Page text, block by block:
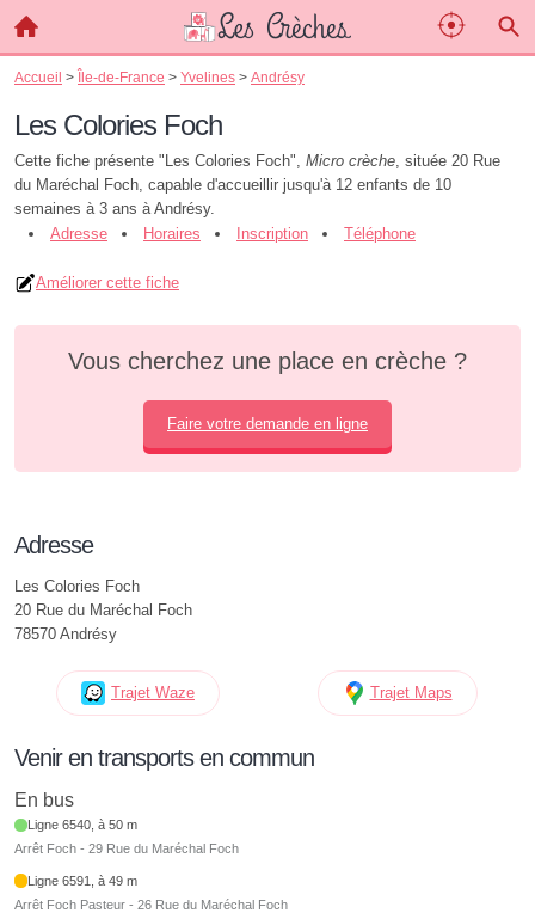
Accueil > Île-de-France > Yvelines > Andrésy
Les Colories Foch
Cette fiche présente "Les Colories Foch", Micro crèche, située 20 Rue
du Maréchal Foch, capable d'accueillir jusqu'à 12 enfants de 10
semaines à 3 ans à Andrésy.
Adresse
Horaires Inscription Téléphone
Améliorer cette fiche
Vous cherchez une place en crèche ?
Faire votre demande en ligne
Adresse
Les Colories Foch
20 Rue du Maréchal Foch
78570 Andrésy
Trajet Waze Trajet Maps
Venir en transports en commun
En bus
Ligne 6540, à 50 m
Arrêt Foch - 29 Rue du Maréchal Foch
Ligne 6591, à 49 m
Arrêt Foch Pasteur - 26 Rue du Maréchal Foch